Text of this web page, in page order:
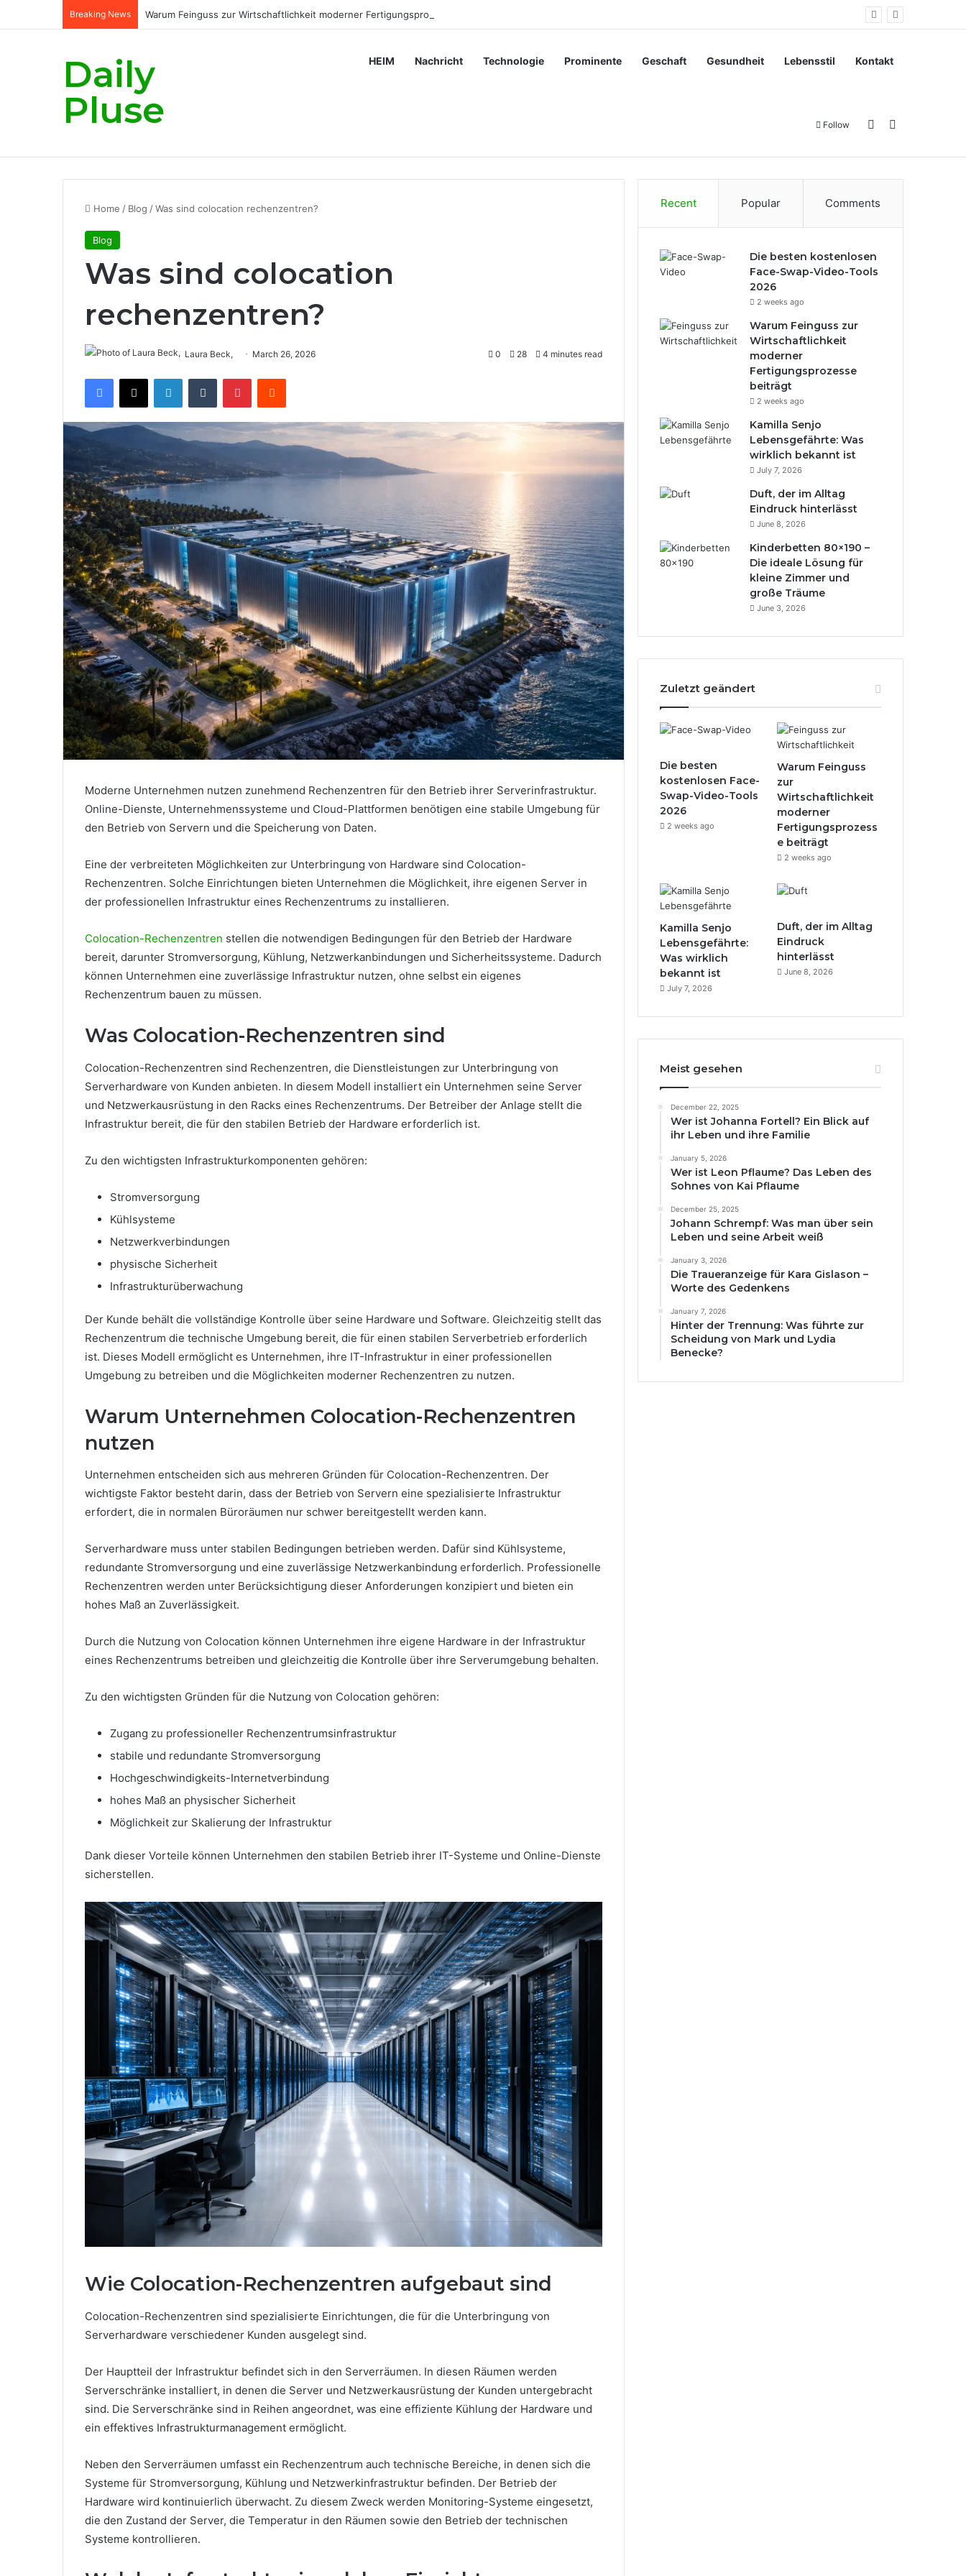
Breaking News Warum Feinguss zur Wirtschaftlichkeit moderner Fertigungsprozesse beiträgt
Daily
Pluse
HEIM Nachricht Technologie Prominente Geschaft Gesundheit Lebensstil Kontakt
Follow Sidebar
Home / Blog /Was sind colocation rechenzentren?
Blog
Was sind colocation
rechenzentren?
Laura Beck, March 26, 2026 0 28 4 minutes read
Moderne Unternehmen nutzen zunehmend Rechenzentren für den Betrieb ihrer Serverinfrastruktur.
Online-Dienste, Unternehmenssysteme und Cloud-Plattformen benötigen eine stabile Umgebung für
den Betrieb von Servern und die Speicherung von Daten.
Eine der verbreiteten Möglichkeiten zur Unterbringung von Hardware sind Colocation-
Rechenzentren. Solche Einrichtungen bieten Unternehmen die Möglichkeit, ihre eigenen Server in
der professionellen Infrastruktur eines Rechenzentrums zu installieren.
Colocation-Rechenzentren stellen die notwendigen Bedingungen für den Betrieb der Hardware
bereit, darunter Stromversorgung, Kühlung, Netzwerkanbindungen und Sicherheitssysteme. Dadurch
können Unternehmen eine zuverlässige Infrastruktur nutzen, ohne selbst ein eigenes
Rechenzentrum bauen zu müssen.
Was Colocation-Rechenzentren sind
Colocation-Rechenzentren sind Rechenzentren, die Dienstleistungen zur Unterbringung von
Serverhardware von Kunden anbieten. In diesem Modell installiert ein Unternehmen seine Server
und Netzwerkausrüstung in den Racks eines Rechenzentrums. Der Betreiber der Anlage stellt die
Infrastruktur bereit, die für den stabilen Betrieb der Hardware erforderlich ist.
Zu den wichtigsten Infrastrukturkomponenten gehören:
Stromversorgung
Kühlsysteme
Netzwerkverbindungen
physische Sicherheit
Infrastrukturüberwachung
Der Kunde behält die vollständige Kontrolle über seine Hardware und Software. Gleichzeitig stellt das
Rechenzentrum die technische Umgebung bereit, die für einen stabilen Serverbetrieb erforderlich
ist. Dieses Modell ermöglicht es Unternehmen, ihre IT-Infrastruktur in einer professionellen
Umgebung zu betreiben und die Möglichkeiten moderner Rechenzentren zu nutzen.
Warum Unternehmen Colocation-Rechenzentren
nutzen
Unternehmen entscheiden sich aus mehreren Gründen für Colocation-Rechenzentren. Der
wichtigste Faktor besteht darin, dass der Betrieb von Servern eine spezialisierte Infrastruktur
erfordert, die in normalen Büroräumen nur schwer bereitgestellt werden kann.
Serverhardware muss unter stabilen Bedingungen betrieben werden. Dafür sind Kühlsysteme,
redundante Stromversorgung und eine zuverlässige Netzwerkanbindung erforderlich. Professionelle
Rechenzentren werden unter Berücksichtigung dieser Anforderungen konzipiert und bieten ein
hohes Maß an Zuverlässigkeit.
Durch die Nutzung von Colocation können Unternehmen ihre eigene Hardware in der Infrastruktur
eines Rechenzentrums betreiben und gleichzeitig die Kontrolle über ihre Serverumgebung behalten.
Zu den wichtigsten Gründen für die Nutzung von Colocation gehören:
Zugang zu professioneller Rechenzentrumsinfrastruktur
stabile und redundante Stromversorgung
Hochgeschwindigkeits-Internetverbindung
hohes Maß an physischer Sicherheit
Möglichkeit zur Skalierung der Infrastruktur
Dank dieser Vorteile können Unternehmen den stabilen Betrieb ihrer IT-Systeme und Online-Dienste
sicherstellen.
Wie Colocation-Rechenzentren aufgebaut sind
Colocation-Rechenzentren sind spezialisierte Einrichtungen, die für die Unterbringung von
Serverhardware verschiedener Kunden ausgelegt sind.
Der Hauptteil der Infrastruktur befindet sich in den Serverräumen. In diesen Räumen werden
Serverschränke installiert, in denen die Server und Netzwerkausrüstung der Kunden untergebracht
sind. Die Serverschränke sind in Reihen angeordnet, was eine effiziente Kühlung der Hardware und
ein effektives Infrastrukturmanagement ermöglicht.
Neben den Serverräumen umfasst ein Rechenzentrum auch technische Bereiche, in denen sich die
Systeme für Stromversorgung, Kühlung und Netzwerkinfrastruktur befinden. Der Betrieb der
Hardware wird kontinuierlich überwacht. Zu diesem Zweck werden Monitoring-Systeme eingesetzt,
die den Zustand der Server, die Temperatur in den Räumen sowie den Betrieb der technischen
Systeme kontrollieren.
Recent Popular Comments
Die besten kostenlosen
Face-Swap-Video-Tools
2026
2 weeks ago
Warum Feinguss zur
Wirtschaftlichkeit
moderner
Fertigungsprozesse
beiträgt
2 weeks ago
Kamilla Senjo
Lebensgefährte: Was
wirklich bekannt ist
July 7, 2026
Duft, der im Alltag
Eindruck hinterlässt
June 8, 2026
Kinderbetten 80×190 –
Die ideale Lösung für
kleine Zimmer und
große Träume
June 3, 2026
Zuletzt geändert
Die besten
kostenlosen Face-
Swap-Video-Tools
2026
2 weeks ago
Warum Feinguss
zur
Wirtschaftlichkeit
moderner
Fertigungsprozess
e beiträgt
2 weeks ago
Kamilla Senjo
Lebensgefährte:
Was wirklich
bekannt ist
July 7, 2026
Duft, der im Alltag
Eindruck
hinterlässt
June 8, 2026
Meist gesehen
December 22, 2025
Wer ist Johanna Fortell? Ein Blick auf
ihr Leben und ihre Familie
January 5, 2026
Wer ist Leon Pflaume? Das Leben des
Sohnes von Kai Pflaume
December 25, 2025
Johann Schrempf: Was man über sein
Leben und seine Arbeit weiß
January 3, 2026
Die Traueranzeige für Kara Gislason –
Worte des Gedenkens
January 7, 2026
Hinter der Trennung: Was führte zur
Scheidung von Mark und Lydia
Benecke?